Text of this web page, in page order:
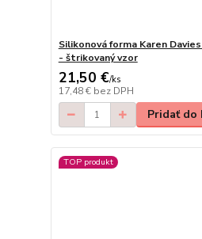
Silikonová forma Karen
- štrikovaný vzor
21,50 €/ks
17,48 € bez DPH
Pridať do
TOP produkt